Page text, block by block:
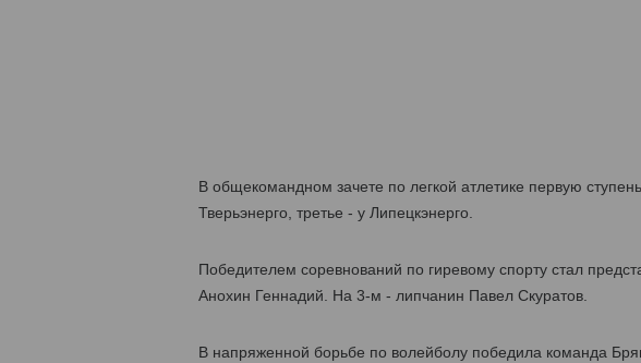
В общекомандном зачете по легкой атлетике первую
Тверьэнерго, третье - у Липецкэнерго.
Победителем соревнований по гиревому спорту стал
Анохин Геннадий. На 3-м - липчанин Павел Скуратов.
В напряженной борьбе по волейболу победила команда